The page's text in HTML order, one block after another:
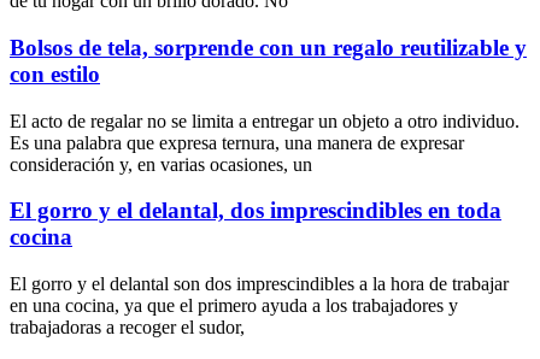
Bolsos de tela, sorprende con un regalo reutilizable y
con estilo
El acto de regalar no se limita a entregar un objeto a otro individuo.
Es una palabra que expresa ternura, una manera de expresar
consideración y, en varias ocasiones, un
El gorro y el delantal, dos imprescindibles en toda
cocina
El gorro y el delantal son dos imprescindibles a la hora de trabajar
en una cocina, ya que el primero ayuda a los trabajadores y
trabajadoras a recoger el sudor,